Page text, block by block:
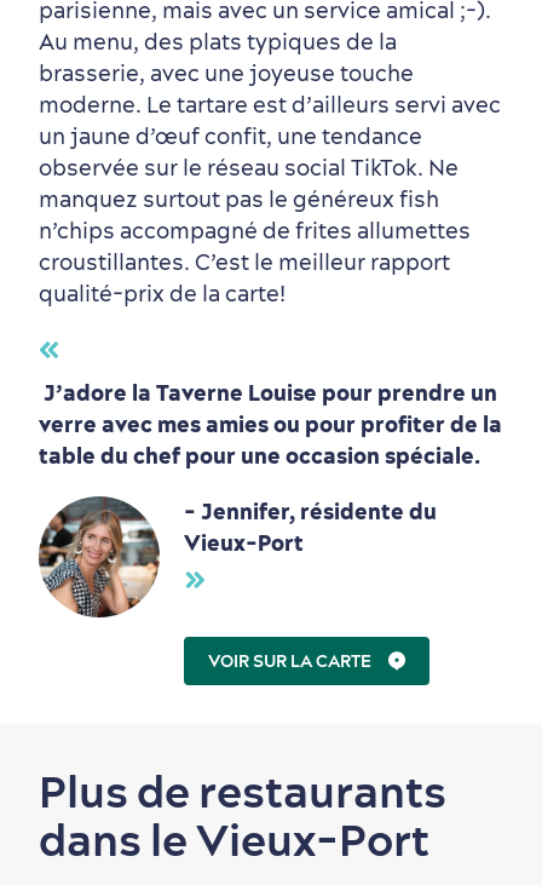
parisienne, mais avec un service amical ;-).
Au menu, des plats typiques de la
brasserie, avec une joyeuse touche
moderne. Le tartare est d’ailleurs servi avec
un jaune d’œuf confit, une tendance
observée sur le réseau social TikTok. Ne
manquez surtout pas le généreux fish
n’chips accompagné de frites allumettes
croustillantes. C’est le meilleur rapport
qualité-prix de la carte!
J’adore la Taverne Louise pour prendre un
verre avec mes amies ou pour profiter de la
table du chef pour une occasion spéciale.
- Jennifer, résidente du
Vieux-Port
VOIR SUR LA CARTE
Plus de restaurants
dans le Vieux-Port